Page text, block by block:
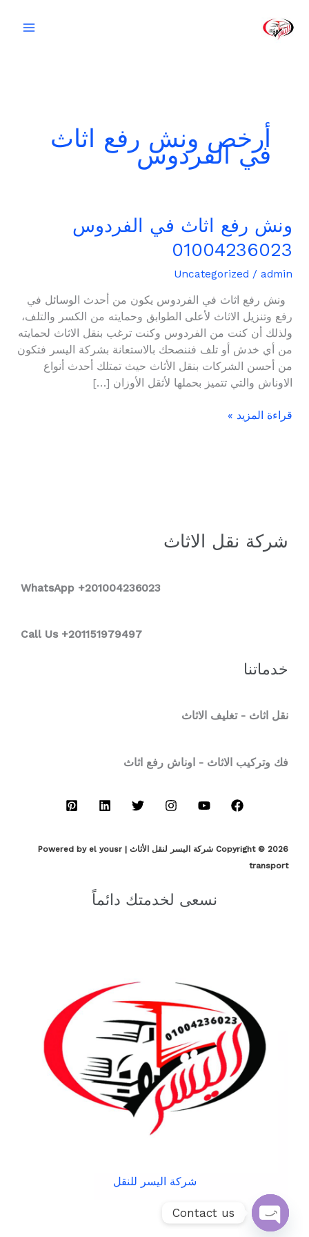
المحتوى
أرخص ونش رفع اثاث
في الفردوس
ونش رفع اثاث في الفردوس
01004236023
Uncategorized /admin
ونش رفع اثاث في الفردوس يكون من أحدث الوسائل في
رفع وتنزيل الاثاث لأعلى الطوابق وحمايته من الكسر والتلف،
ولذلك أن كنت من الفردوس وكنت ترغب بنقل الاثاث لحمايته
من أي خدش أو تلف فننصحك بالاستعانة بشركة اليسر فتكون
من أحسن الشركات بنقل الأثاث حيث تمتلك أحدث أنواع
الاوناش والتي تتميز بحملها لأثقل الأوزان […]
ونش
رفع
اثاث
في
01004236023
قراءة المزيد »
شركة نقل الاثاث
WhatsApp +201004236023
Call Us +201151979497
خدماتنا
نقل اثاث - تغليف الاثاث
فك وتركيب الاثاث - اوناش رفع اثاث
Copyright © 2026 شركة اليسر لنقل الأثاث | Powered by el yousr
transport
نسعى لخدمتك دائماً
شركة اليسر للنقل
Contact us